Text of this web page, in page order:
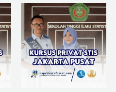
Price
range:
through
This
product
has
multiple
variants.
The
options